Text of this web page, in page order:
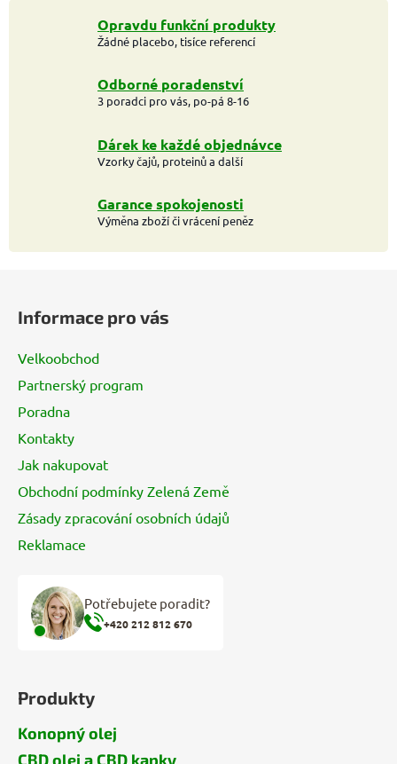
Opravdu funkční produkty
Žádné placebo, tisíce referencí
Odborné poradenství
3 poradci pro vás, po-pá 8-16
Dárek ke každé objednávce
Vzorky čajů, proteinů a další
Garance spokojenosti
Výměna zboží či vrácení peněz
Informace pro vás
Velkoobchod
Partnerský program
Poradna
Kontakty
Jak nakupovat
Obchodní podmínky Zelená Země
Zásady zpracování osobních údajů
Reklamace
Potřebujete poradit?
+420 212 812 670
Produkty
Konopný olej
CBD olej a CBD kapky